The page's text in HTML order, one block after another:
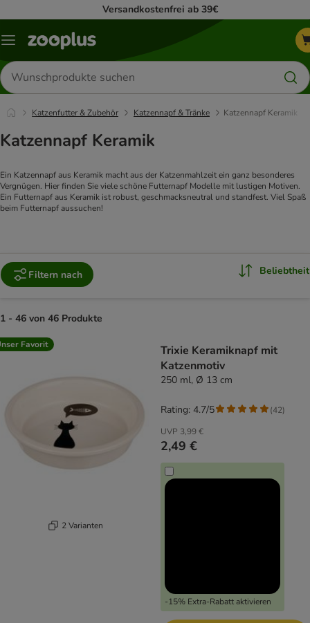
Versandkostenfrei ab 39€
Menü
Produkte
suchen
Katzenfutter & Zubehör Katzennapf & Tränke Katzennapf Keramik
Katzennapf Keramik
Ein Katzennapf aus Keramik macht aus der Katzenmahlzeit ein ganz besonderes
Vergnügen. Hier finden Sie viele schöne Futternapf Modelle mit lustigen Motiven.
Ein Futternapf aus Keramik ist robust, geschmacksneutral und standfest. Viel Spaß
beim Futternapf aussuchen!
Filtern nach Beliebtheit
1 - 46 von 46 Produkte
product items have been changed
Favorit
2 Varianten
Trixie Keramiknapf mit
Katzenmotiv
250 ml, Ø 13 cm
UVP 3,99 €
2,49 €
-15% Extra-Rabatt aktivieren
Rating: 4.7/5 (42)